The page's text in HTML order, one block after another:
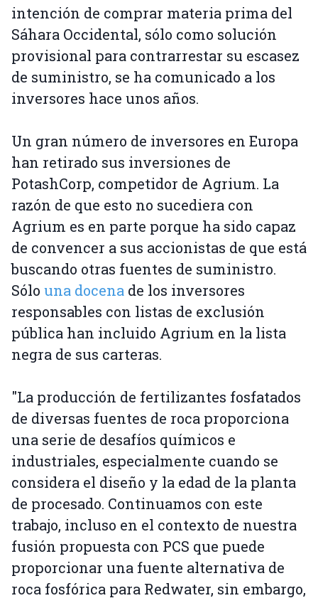
intención de comprar materia prima del
Sáhara Occidental, sólo como solución
provisional para contrarrestar su escasez
de suministro, se ha comunicado a los
inversores hace unos años.
Un gran número de inversores en Europa
han retirado sus inversiones de
PotashCorp, competidor de Agrium. La
razón de que esto no sucediera con
Agrium es en parte porque ha sido capaz
de convencer a sus accionistas de que está
buscando otras fuentes de suministro.
Sólo una docena de los inversores
responsables con listas de exclusión
pública han incluido Agrium en la lista
negra de sus carteras.
"La producción de fertilizantes fosfatados
de diversas fuentes de roca proporciona
una serie de desafíos químicos e
industriales, especialmente cuando se
considera el diseño y la edad de la planta
de procesado. Continuamos con este
trabajo, incluso en el contexto de nuestra
fusión propuesta con PCS que puede
proporcionar una fuente alternativa de
roca fosfórica para Redwater, sin embargo,